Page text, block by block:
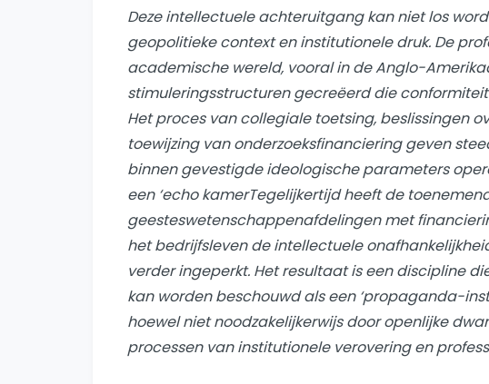
Deze intellectuele achteruitgang kan niet los
geopolitieke context en institutionele druk. De
academische wereld, vooral in de Anglo-
stimuleringsstructuren gecreëerd die
Het proces van collegiale toetsing, beslissingen
toewijzing van onderzoeksfinanciering geven
binnen gevestigde ideologische parameters
een ‘echo kamerTegelijkertijd heeft de
geesteswetenschappenafdelingen met
het bedrijfsleven de intellectuele
verder ingeperkt. Het resultaat is een discipline
kan worden beschouwd als een ‘propaganda-
hoewel niet noodzakelijkerwijs door openlijke
processen van institutionele verovering en